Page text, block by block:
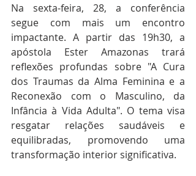
Na sexta-feira, 28, a conferência
segue com mais um encontro
impactante. A partir das 19h30, a
apóstola Ester Amazonas trará
reflexões profundas sobre "A Cura
dos Traumas da Alma Feminina e a
Reconexão com o Masculino, da
Infância à Vida Adulta". O tema visa
resgatar relações saudáveis e
equilibradas, promovendo uma
transformação interior significativa.